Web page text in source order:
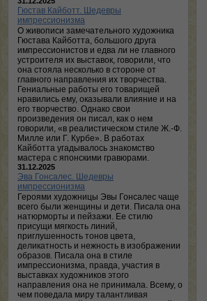
Гюстав Кайботт. Шедевры
импрессионизма
О живописи замечательного художника
Гюстава Кайботта, большого друга
импрессионистов и едва ли не главного
устроителя их выставок, говорили, что
она стояла несколько в стороне от
главного направления их творчества.
Гениальные работы его товарищей
нравились ему, оказывали влияние и на
его творчество. Однако свои
произведения он писал, как о нем
говорили, «в реалистическом стиле Ж.-Ф.
Милле или Г. Курбе». В работах
Кайботта угадывалось знакомство
мастера с японскими гравюрами.
31.12.2025
Эва Гонсалес. Шедевры
импрессионизма
Героями художницы Эвы Гонсалес чаще
всего были женщины и дети. Писала она
натюрморты и пейзажи. Ее стилю
присущи мягкость линий,
приглушенность тонов цвета,
деликатность и нежность в изображении
образов. Писала она в стиле
импрессионизма, правда, участия в
выставках художников этого
направления она не принимала. Всему, о
чем поведала миру талантливая